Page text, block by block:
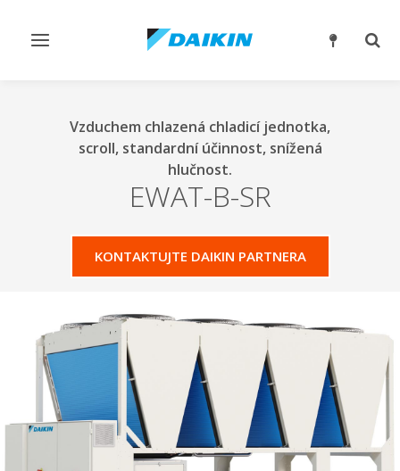
Přepnout
Vzduchem chlazená chladicí jednotka,
scroll, standardní účinnost, snížená
hlučnost.
EWAT-B-SR
KONTAKTUJTE DAIKIN PARTNERA